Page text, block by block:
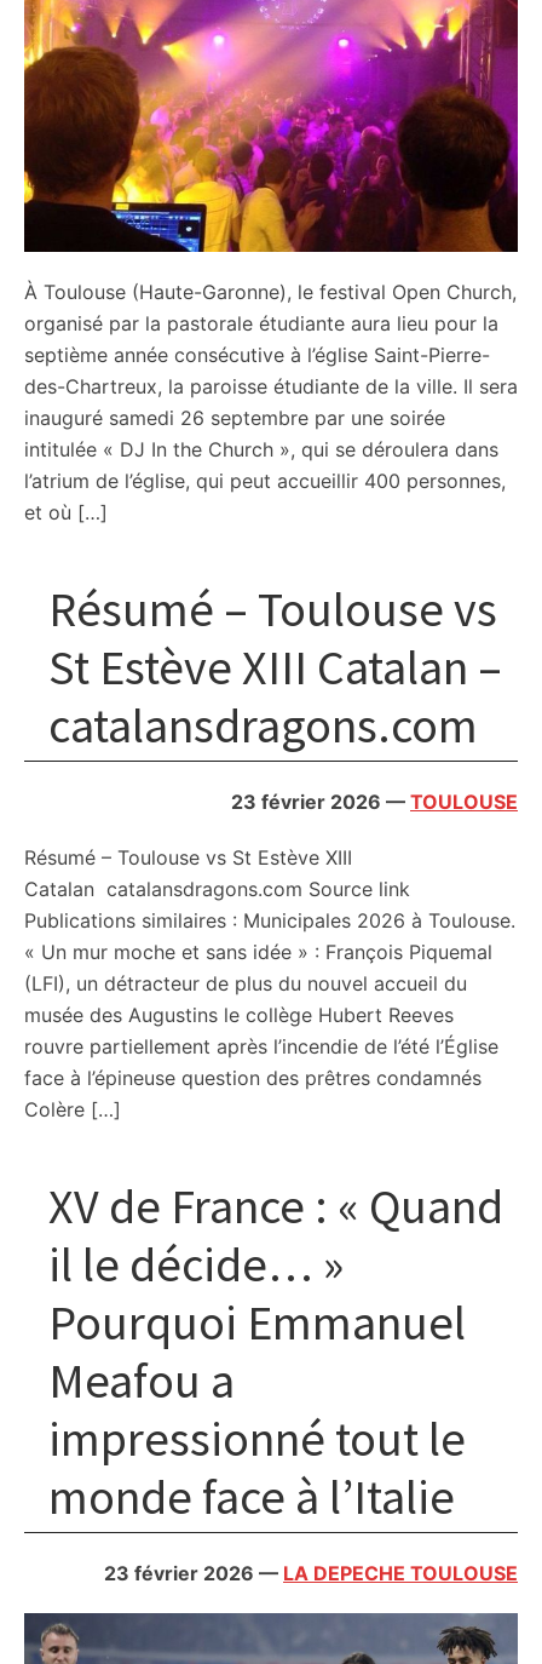
À Toulouse (Haute-Garonne), le festival Open Church,
organisé par la pastorale étudiante aura lieu pour la
septième année consécutive à l’église Saint-Pierre-
des-Chartreux, la paroisse étudiante de la ville. Il sera
inauguré samedi 26 septembre par une soirée
intitulée « DJ In the Church », qui se déroulera dans
l’atrium de l’église, qui peut accueillir 400 personnes,
et où […]
Résumé – Toulouse vs
St Estève XIII Catalan –
catalansdragons.com
23 février 2026 — TOULOUSE
Résumé – Toulouse vs St Estève XIII
Catalan catalansdragons.com Source link
Publications similaires : Municipales 2026 à Toulouse.
« Un mur moche et sans idée » : François Piquemal
(LFI), un détracteur de plus du nouvel accueil du
musée des Augustins le collège Hubert Reeves
rouvre partiellement après l’incendie de l’été l’Église
face à l’épineuse question des prêtres condamnés
Colère […]
XV de France : « Quand
il le décide… »
Pourquoi Emmanuel
Meafou a
impressionné tout le
monde face à l’Italie
23 février 2026 — LA DEPECHE TOULOUSE